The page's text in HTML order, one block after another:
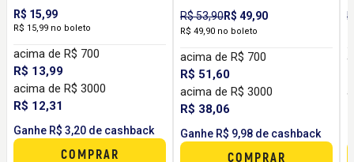
R$ 15,99
R$ 15,99 no boleto
acima de R$ 700
R$ 13,99
acima de R$ 3000
R$ 12,31
Ganhe R$ 3,20 de cashback
COMPRAR
Resistência, Performance
e Treinos Intensos
R$ 53,90R$ 49,90
R$ 49,90 no boleto
acima de R$ 700
R$ 51,60
acima de R$ 3000
R$ 38,06
Ganhe R$ 9,98 de cashback
COMPRAR